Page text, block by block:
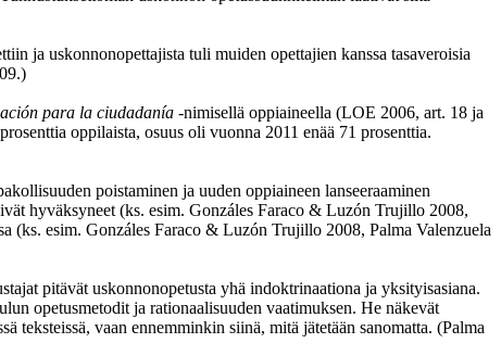
ja uskonnonopettajista tuli muiden opettajien kanssa tasaveroisia
para la ciudadanía -nimisellä oppiaineella (LOE 2006, art. 18 ja
oppilaista, osuus oli vuonna 2011 enää 71 prosenttia.
poistaminen ja uuden oppiaineen lanseeraaminen
hyväksyneet (ks. esim. Gonzáles Faraco & Luzón Trujillo 2008,
(ks. esim. Gonzáles Faraco & Luzón Trujillo 2008, Palma Valenzuela
pitävät uskonnonopetusta yhä indoktrinaationa ja yksityisasiana.
opetusmetodit ja rationaalisuuden vaatimuksen. He näkevät
teksteissä, vaan ennemminkin siinä, mitä jätetään sanomatta. (Palma